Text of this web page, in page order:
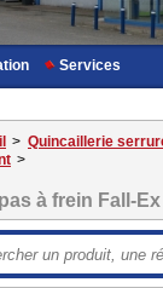
Services
> Quincaillerie
>
à frein Fall-Ex